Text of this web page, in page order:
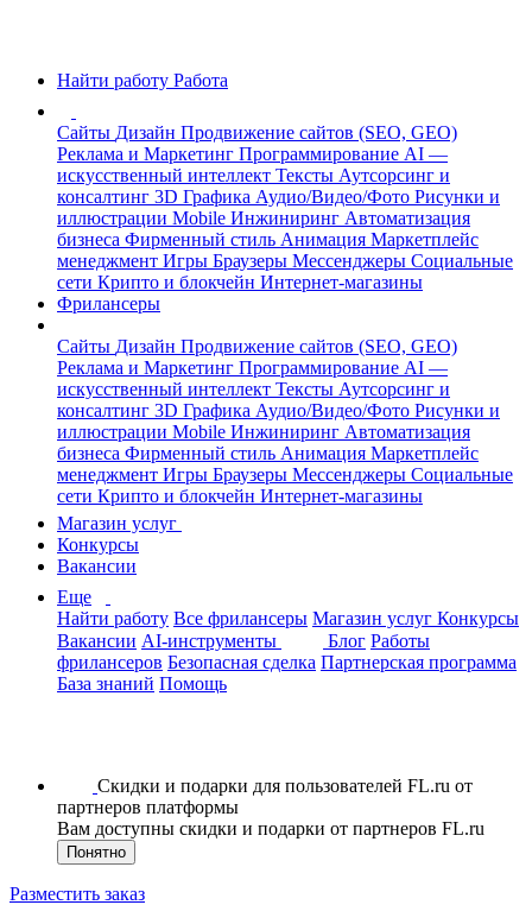
Найти работу Работа
Сайты Дизайн Продвижение сайтов (SEO, GEO)
Реклама и Маркетинг Программирование AI —
искусственный интеллект Тексты Аутсорсинг и
консалтинг 3D Графика Аудио/Видео/Фото Рисунки и
иллюстрации Mobile Инжиниринг Автоматизация
бизнеса Фирменный стиль Анимация Маркетплейс
менеджмент Игры Браузеры Мессенджеры Социальные
сети Крипто и блокчейн Интернет-магазины
Фрилансеры
Сайты Дизайн Продвижение сайтов (SEO, GEO)
Реклама и Маркетинг Программирование AI —
искусственный интеллект Тексты Аутсорсинг и
консалтинг 3D Графика Аудио/Видео/Фото Рисунки и
иллюстрации Mobile Инжиниринг Автоматизация
бизнеса Фирменный стиль Анимация Маркетплейс
менеджмент Игры Браузеры Мессенджеры Социальные
сети Крипто и блокчейн Интернет-магазины
Магазин услуг
Конкурсы
Вакансии
Еще
Найти работу Все фрилансеры Магазин услуг Конкурсы
Вакансии AI-инструменты Блог Работы
фрилансеров Безопасная сделка Партнерская программа
База знаний Помощь
Скидки и подарки для пользователей FL.ru от
партнеров платформы
Вам доступны скидки и подарки от партнеров FL.ru
Понятно
Разместить заказ